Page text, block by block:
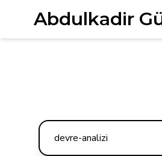
Abdulkadir